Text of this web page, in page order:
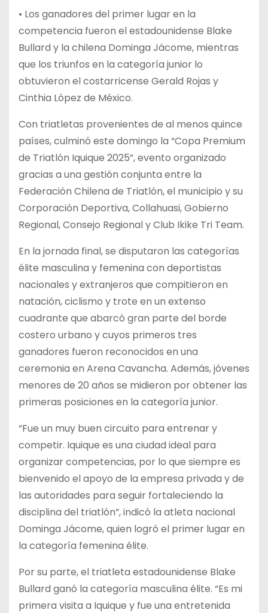
• Los ganadores del primer lugar en la
competencia fueron el estadounidense Blake
Bullard y la chilena Dominga Jácome, mientras
que los triunfos en la categoría junior lo
obtuvieron el costarricense Gerald Rojas y
Cinthia López de México.
Con triatletas provenientes de al menos quince
países, culminó este domingo la “Copa Premium
de Triatlón Iquique 2025”, evento organizado
gracias a una gestión conjunta entre la
Federación Chilena de Triatlón, el municipio y su
Corporación Deportiva, Collahuasi, Gobierno
Regional, Consejo Regional y Club Ikike Tri Team.
En la jornada final, se disputaron las categorías
élite masculina y femenina con deportistas
nacionales y extranjeros que compitieron en
natación, ciclismo y trote en un extenso
cuadrante que abarcó gran parte del borde
costero urbano y cuyos primeros tres
ganadores fueron reconocidos en una
ceremonia en Arena Cavancha. Además, jóvenes
menores de 20 años se midieron por obtener las
primeras posiciones en la categoría junior.
“Fue un muy buen circuito para entrenar y
competir. Iquique es una ciudad ideal para
organizar competencias, por lo que siempre es
bienvenido el apoyo de la empresa privada y de
las autoridades para seguir fortaleciendo la
disciplina del triatlón”, indicó la atleta nacional
Dominga Jácome, quien logró el primer lugar en
la categoría femenina élite.
Por su parte, el triatleta estadounidense Blake
Bullard ganó la categoría masculina élite. “Es mi
primera visita a Iquique y fue una entretenida